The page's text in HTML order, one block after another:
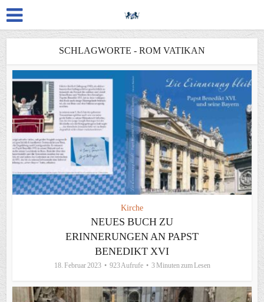
SCHLAGWORTE - ROM VATIKAN
Kirche
NEUES BUCH ZU
ERINNERUNGEN AN PAPST
BENEDIKT XVI
18. Februar 2023 923 Aufrufe 3 Minuten zum Lesen